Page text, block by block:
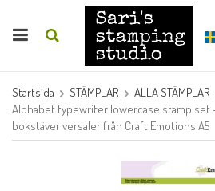
Startsida STÄMPLAR
ALLA STÄMPLAR
Alphabet typewriter lowercase stamp set
bokstäver versaler från Craft Emotions A5